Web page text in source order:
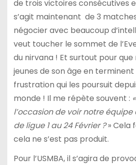
de trois victoires consécutives
s’agit maintenant de 3
négocier avec beaucoup
veut toucher le sommet de
du nirvana ! Et surtout pour que
jeunes de son âge en
frustration qui les poursuit
monde ! Il me répète souvent :
l’occasion de voir notre
de ligue 1 au 24 Février ?» Cela
cela ne s’est pas produit.
Pour l’USMBA, il s’agira de